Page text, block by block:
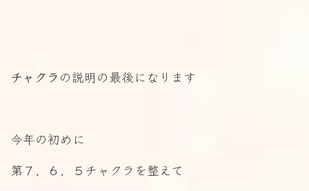
チャクラの説明の最後になります
今年の初めに
第７，６，５チャクラを整えて